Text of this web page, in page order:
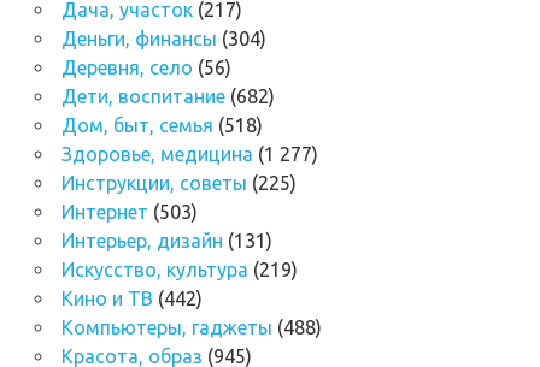
Дача, участок(217)
Деньги, финансы (304)
Деревня, село (56)
Дети, воспитание(682)
Дом, быт, семья (518)
Здоровье, медицина (1 277)
Инструкции, советы (225)
Интернет (503)
Интерьер, дизайн (131)
Искусство, культура (219)
Кино и ТВ (442)
Компьютеры, гаджеты (488)
Красота, образ (945)